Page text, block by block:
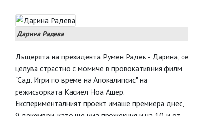
Дарина Радева
Дъщерята на президента Румен Радев - Дарина, се
целува страстно с момиче в провокативния филм
"Сад. Игри по време на Апокалипсис" на
режисьорката Касиел Ноа Ашер.
Експерименталният проект имаше премиера днес,